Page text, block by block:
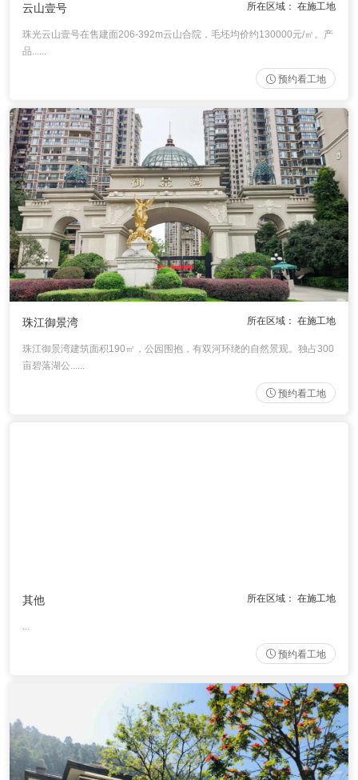
云山壹号 所在区域： 在施工地
珠光云山壹号在售建面206-392m云山合院，毛坯均价约130000元/㎡。产
品......
预约看工地
珠江御景湾 所在区域： 在施工地
珠江御景湾建筑面积190㎡，公园围抱，有双河环绕的自然景观。独占300
亩碧落湖公......
预约看工地
其他 所在区域： 在施工地
预约看工地